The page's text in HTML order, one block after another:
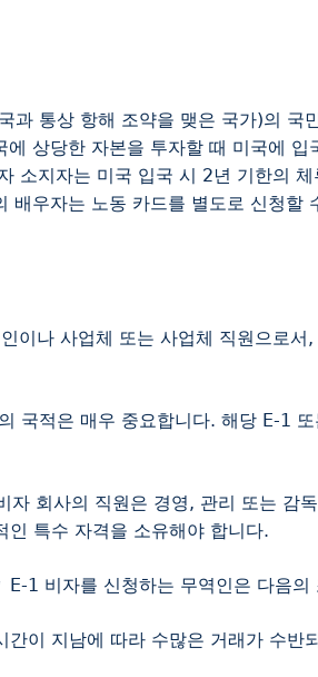
과 통상 항해 조약을 맺은 국가)의 국
상당한 자본을 투자할 때 미국에
소지자는 미국 입국 시 2년 기한의
배우자는 노동 카드를 별도로 신청할
이나 사업체 또는 사업체 직원으로
국적은 매우 중요합니다. 해당 E-1
자 회사의 직원은 경영, 관리 또는 감
인 특수 자격을 소유해야 합니다.
E-1 비자를 신청하는 무역인은 다음
간이 지남에 따라 수많은 거래가 수반